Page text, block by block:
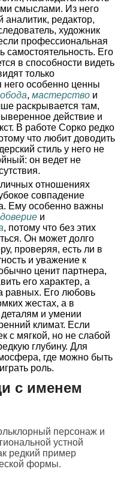
смыслами. Из него
аналитик, редактор,
художник
профессиональная
самостоятельность. Его
в способности видеть
только
него особенно ценны
, мастерство и
раскрывается там,
действие и
В работе Сорко редко
что любит доводить
стиль у него не
он ведет не
отношениях
совпадение
Ему особенно важны
доверие и
, потому что без этих
Он может долго
проверяя, есть ли в
и уважение к
ценит партнера,
его характер, а
равных. Его любовь
жестах, а в
и умении
климат. Если
с мягкой, но не слабой
глубину. Для
где можно быть
роль.
с именем
персонаж и
устной
редкий пример
формы.